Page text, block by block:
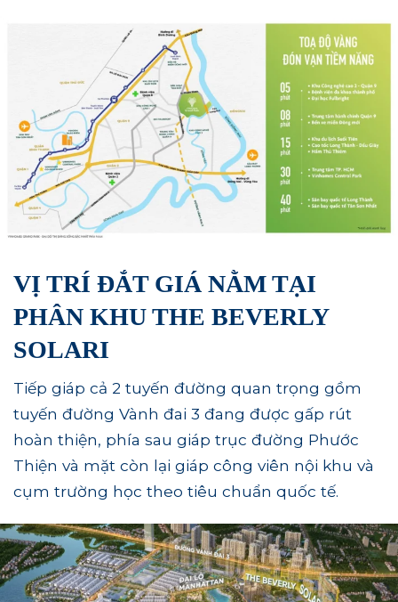
VỊ TRÍ ĐẮT GIÁ NẰM TẠI
PHÂN KHU THE BEVERLY
SOLARI
Tiếp giáp cả 2 tuyến đường quan trọng gồm
tuyến đường Vành đai 3 đang được gấp rút
hoàn thiện, phía sau giáp trục đường Phước
Thiện và mặt còn lại giáp công viên nội khu và
cụm trường học theo tiêu chuẩn quốc tế.